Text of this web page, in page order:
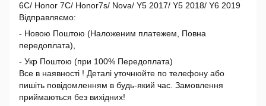
6C/ Honor 7C/ Honor7s/ Nova/ Y5 2017/ Y5 2018/ Y6 2019
Відправляємо:
- Новою Поштою (Наложеним платежем, Повна
передоплата),
- Укр Поштою (при 100% Передоплата)
Все в наявності ! Деталі уточнюйте по телефону або
пишіть повідомленням в будь-який час. Замовлення
приймаються без вихідних!